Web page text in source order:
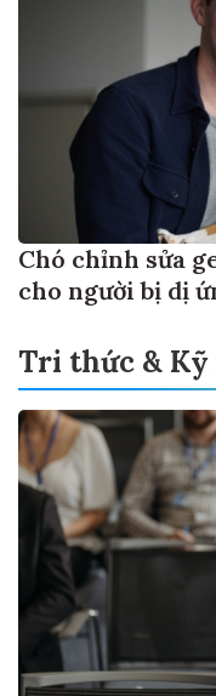
Chó chỉnh sửa
cho người bị dị
Tri thức & Kỹ